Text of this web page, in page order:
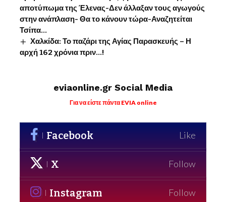
αποτύπωμα της Έλενας-Δεν άλλαξαν τους αγωγούς
στην ανάπλαση- Θα το κάνουν τώρα-Αναζητείται
Τσίπα…
Χαλκίδα: Το παζάρι της Αγίας Παρασκευής – Η
αρχή 162 χρόνια πριν…!
eviaonline.gr Social Media
Για να είστε πάντα EVIA online
Facebook Like
X Follow
Instagram Follow